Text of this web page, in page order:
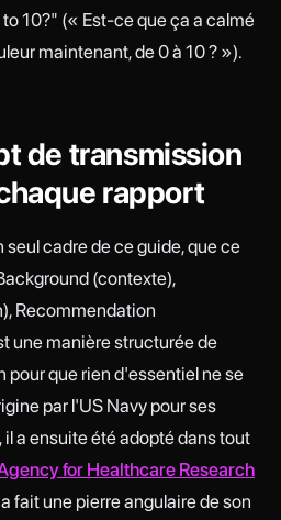
10?" (« Est-ce que ça a calmé
maintenant, de 0 à 10 ? »).
de transmission
rapport
cadre de ce guide, que ce
(contexte),
Recommendation
une manière structurée de
que rien d'essentiel ne se
par l'US Navy pour ses
a ensuite été adopté dans tout
for Healthcare Research
fait une pierre angulaire de son